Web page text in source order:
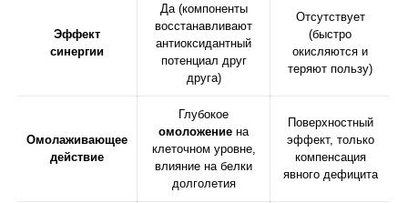
Эффект
синергии
Да (компоненты
восстанавливают
антиоксидантный
потенциал друг
друга)
Отсутствует
(быстро
окисляются и
теряют пользу)
Омолаживающее
действие
Глубокое
омоложение на
клеточном уровне,
влияние на белки
долголетия
Поверхностный
эффект, только
компенсация
явного дефицита